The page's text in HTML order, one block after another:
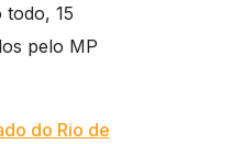
todo, 15
pelo MP
do Rio de